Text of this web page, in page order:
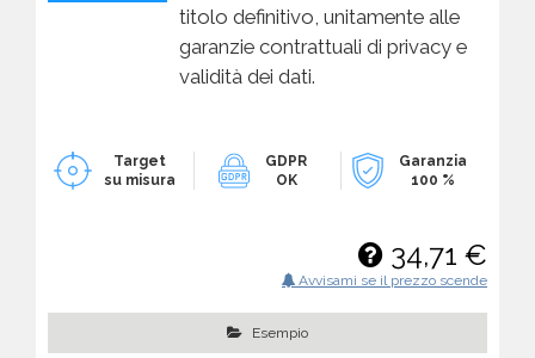
titolo definitivo, unitamente alle
garanzie contrattuali di privacy e
validità dei dati.
Target
su misura
GDPR
OK
Garanzia
100 %
34,71 €
Avvisami se il prezzo scende
Esempio